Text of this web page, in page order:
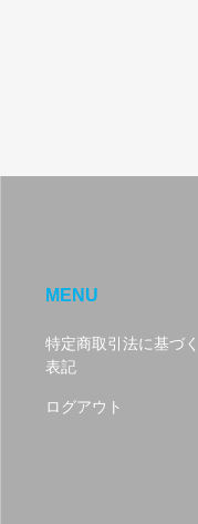
MENU
特定商取引法に基づく
表記
ログアウト